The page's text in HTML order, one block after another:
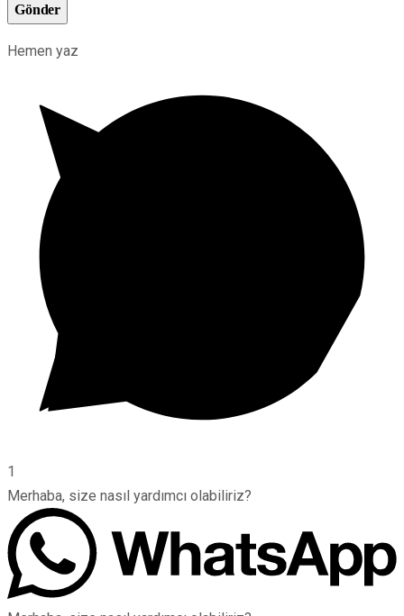
Gönder
Hemen yaz
1
Merhaba, size nasıl yardımcı olabiliriz?